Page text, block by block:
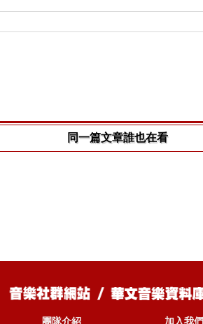
同一篇文章誰也在看
團隊介紹 加入我們